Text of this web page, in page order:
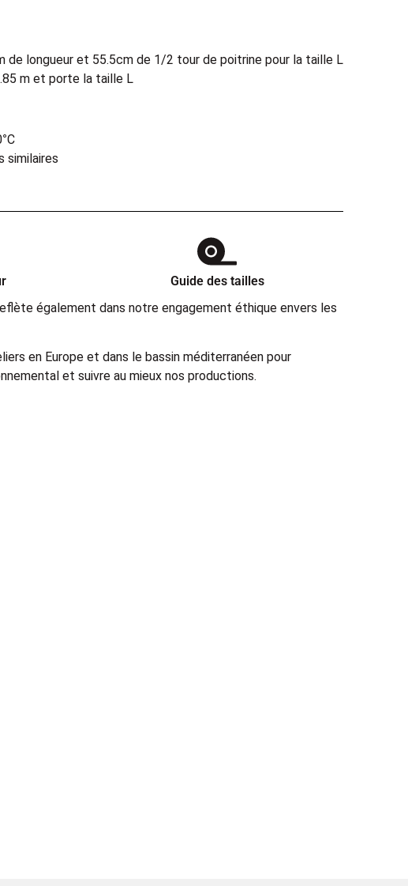
de longueur et 55.5cm de 1/2 tour de poitrine pour la taille L
m et porte la taille L
similaires
Guide des tailles
également dans notre engagement éthique envers les
en Europe et dans le bassin méditerranéen pour
et suivre au mieux nos productions.